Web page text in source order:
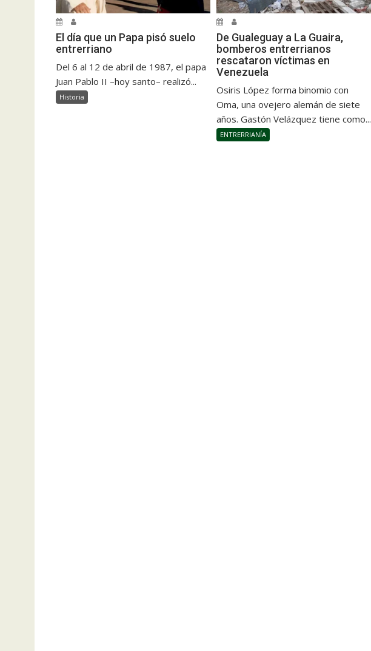
El día que un Papa pisó suelo
entrerriano
Del 6 al 12 de abril de 1987, el papa
Juan Pablo II –hoy santo– realizó...
Historia
De Gualeguay a La Guaira,
bomberos entrerrianos
rescataron víctimas en
Venezuela
Osiris López forma binomio con
Oma, una ovejero alemán de siete
años. Gastón Velázquez tiene como...
ENTRERRIANÍA